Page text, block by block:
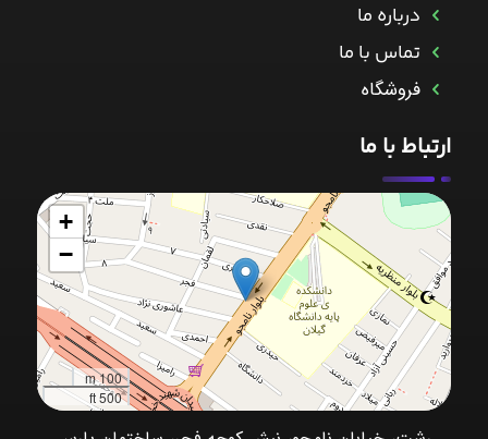
درباره ما
تماس با ما
فروشگاه
ارتباط با ما
+
−
100 m
500 ft